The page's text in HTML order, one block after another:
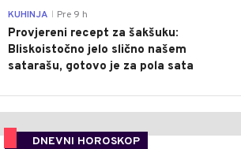
KUHINJA Pre 9 h
Provjereni recept za šakšuku:
Bliskoistočno jelo slično našem
satarašu, gotovo je za pola sata
DNEVNI HOROSKOP